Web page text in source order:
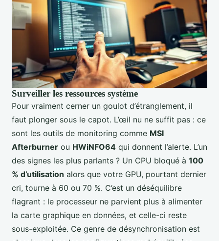
Surveiller les ressources système
Pour vraiment cerner un goulot d’étranglement, il
faut plonger sous le capot. L’œil nu ne suffit pas : ce
sont les outils de monitoring comme MSI
Afterburner ou HWiNFO64 qui donnent l’alerte. L’un
des signes les plus parlants ? Un CPU bloqué à 100
% d’utilisation alors que votre GPU, pourtant dernier
cri, tourne à 60 ou 70 %. C’est un déséquilibre
flagrant : le processeur ne parvient plus à alimenter
la carte graphique en données, et celle-ci reste
sous-exploitée. Ce genre de désynchronisation est